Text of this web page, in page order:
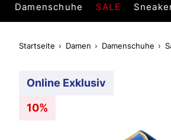
Damenschuhe SALE
Startseite Damen Damenschuhe
Online Exklusiv
10%